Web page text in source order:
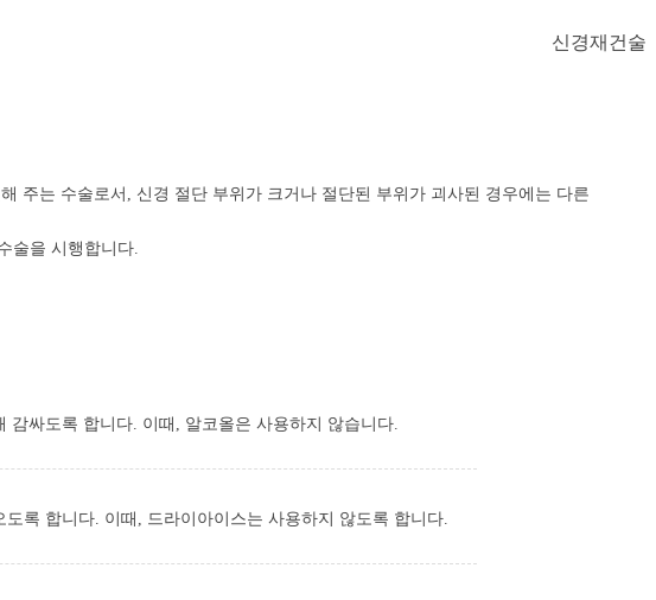
주는 수술로서, 신경 절단 부위가 크거나 절단된 부위가 괴사된 경우에는 다른
술을 시행합니다.
싸도록 합니다. 이때, 알코올은 사용하지 않습니다.
록 합니다. 이때, 드라이아이스는 사용하지 않도록 합니다.